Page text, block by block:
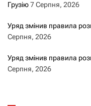
Грузію7 Серпня, 2026
Уряд змінив правила
Серпня, 2026
Уряд змінив правила
Серпня, 2026